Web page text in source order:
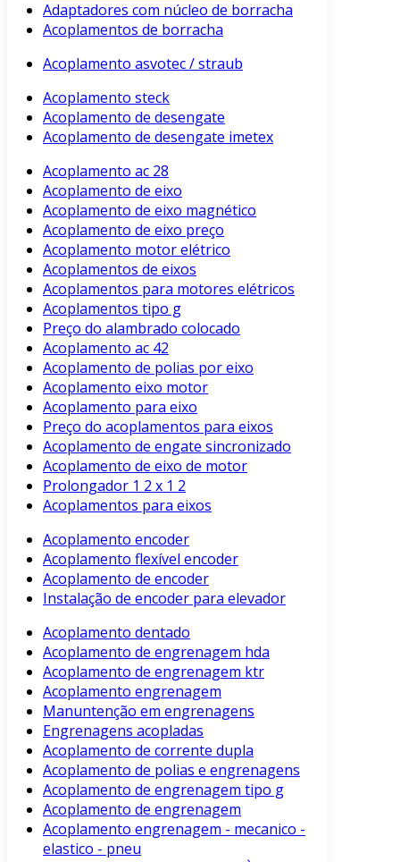
Adaptadores com núcleo de borracha
Acoplamentos de borracha
Acoplamento asvotec / straub
Acoplamento steck
Acoplamento de desengate
Acoplamento de desengate imetex
Acoplamento ac 28
Acoplamento de eixo
Acoplamento de eixo magnético
Acoplamento de eixo preço
Acoplamento motor elétrico
Acoplamentos de eixos
Acoplamentos para motores elétricos
Acoplamentos tipo g
Preço do alambrado colocado
Acoplamento ac 42
Acoplamento de polias por eixo
Acoplamento eixo motor
Acoplamento para eixo
Preço do acoplamentos para eixos
Acoplamento de engate sincronizado
Acoplamento de eixo de motor
Prolongador 1 2 x 1 2
Acoplamentos para eixos
Acoplamento encoder
Acoplamento flexível encoder
Acoplamento de encoder
Instalação de encoder para elevador
Acoplamento dentado
Acoplamento de engrenagem hda
Acoplamento de engrenagem ktr
Acoplamento engrenagem
Manuntenção em engrenagens
Engrenagens acopladas
Acoplamento de corrente dupla
Acoplamento de polias e engrenagens
Acoplamento de engrenagem tipo g
Acoplamento de engrenagem
Acoplamento engrenagem - mecanico -
elastico - pneu